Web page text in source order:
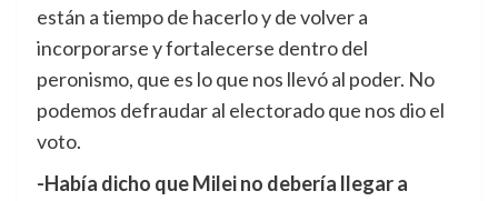
están a tiempo de hacerlo y de volver a
incorporarse y fortalecerse dentro del
peronismo, que es lo que nos llevó al poder. No
podemos defraudar al electorado que nos dio el
voto.
-Había dicho que Milei no debería llegar a